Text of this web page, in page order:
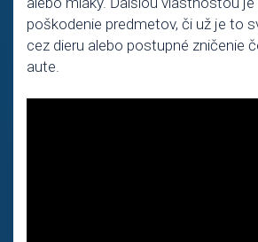
poškodenie predmetov, či už je to
cez dieru alebo postupné zničenie
aute.